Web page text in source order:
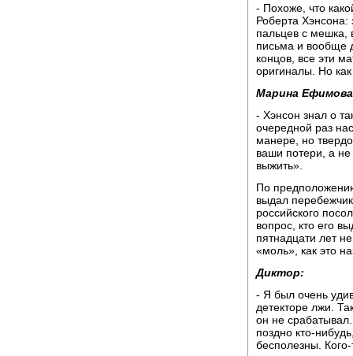
- Похоже, что
Роберта Хэнсона:
пальцев с мешка,
письма и вообще
концов, все эти
оригиналы. Но
Марина
- Хэнсон знал о
очередной раз
манере, но
ваши потери, а
выжить».
По
выдал
российского
вопрос, кто его
пятнадцати лет
«моль», как это
Диктор:
- Я был очень
детекторе лжи.
он не
поздно кто-
бесполезны. Кого-